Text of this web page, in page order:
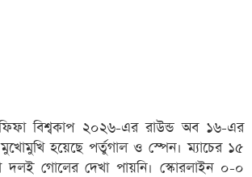
ফিফা বিশ্বকাপ ২০২৬-এর রাউন্ড অব ১৬-এর
হয়েছে পর্তুগাল ও স্পেন। ম্যাচের ১৫
দলই গোলের দেখা পায়নি। স্কোরলাইন ০-০